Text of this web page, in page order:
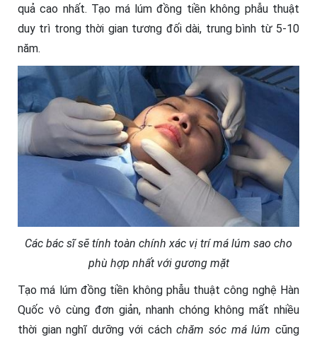
quả cao nhất. Tạo má lúm đồng tiền không phẫu thuật
duy trì trong thời gian tương đối dài, trung bình từ 5-10
năm.
Các bác sĩ sẽ tính toàn chính xác vị trí má lúm sao cho
phù hợp nhất với gương mặt
Tạo má lúm đồng tiền không phẫu thuật công nghệ Hàn
Quốc vô cùng đơn giản, nhanh chóng không mất nhiều
thời gian nghĩ dưỡng với cáchchăm sóc má lúm cũng